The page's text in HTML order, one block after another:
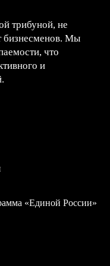
трибуной, не
бизнесменов. Мы
что
и
«Единой России»